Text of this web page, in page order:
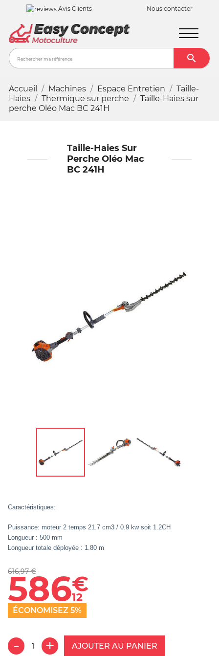
Avis Clients Nous contacter

Accueil Machines Espace Entretien
Taille-
Haies
Thermique sur perche
Taille-Haies sur
perche Oléo Mac BC 241H
Taille-Haies Sur
Perche Oléo Mac
BC 241H
Caractéristiques:
Puissance: moteur 2 temps 21.7 cm3 / 0.9 kw soit 1.2CH
Longueur : 500 mm
Longueur totale déployée : 1.80 m
616,97 €
586€
12
ÉCONOMISEZ 5%
AJOUTER AU PANIER